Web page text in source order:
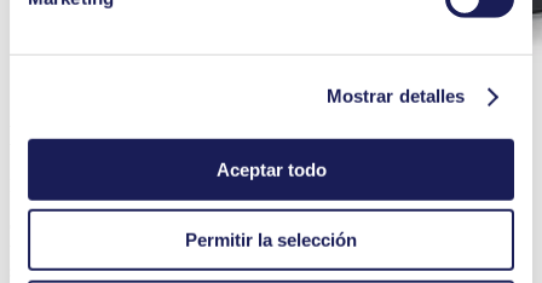
Mostrar detalles
Aceptar todo
Permitir la selección
Diaphragm Vacuum Pump
Chemically resistant, compact and oil-free diaphragm vacuum pump
with manual speed control for adjusting the pump capacity to your
specific application. Suitable for a wide range of Laboratory